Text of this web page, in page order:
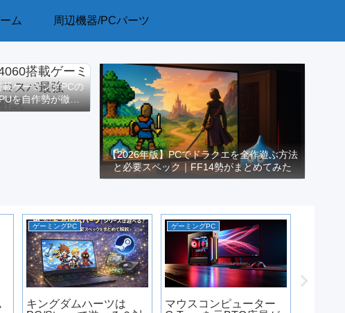
ム 周辺機器/PCパーツ
ゲーミングPCの
を自作勢が徹底
【2026年版】PCでドラクエを全作遊ぶ方法
と必要スペック｜FF14勢がまとめてみた
ゲーミングPC
キングダムハーツは
ゲーミングPC
マウスコンピューター
理【